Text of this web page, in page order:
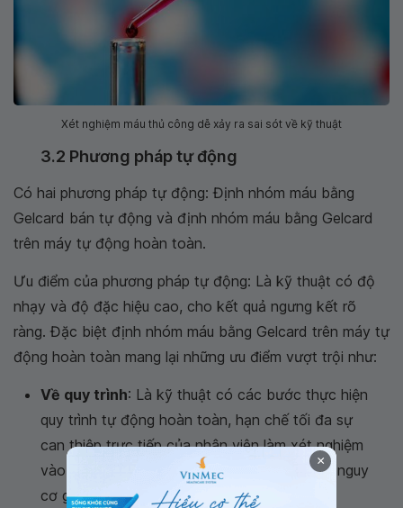
Xét nghiệm máu thủ công dễ xảy ra sai sót về kỹ thuật
3.2 Phương pháp tự động
Có hai phương pháp tự động: Định nhóm máu bằng
Gelcard bán tự động và định nhóm máu bằng Gelcard
trên máy tự động hoàn toàn.
Ưu điểm của phương pháp tự động: Là kỹ thuật có độ
nhạy và độ đặc hiệu cao, cho kết quả ngưng kết rõ
ràng. Đặc biệt định nhóm máu bằng Gelcard trên máy tự
động hoàn toàn mang lại những ưu điểm vượt trội như:
Về quy trình: Là kỹ thuật có các bước thực hiện
quy trình tự động hoàn toàn, hạn chế tối đa sự
can thiệp trực tiếp của nhân viên làm xét nghiệm
vào quá trình phân tích nhằm giảm thiểu các nguy
cơ gây sai sót.
×